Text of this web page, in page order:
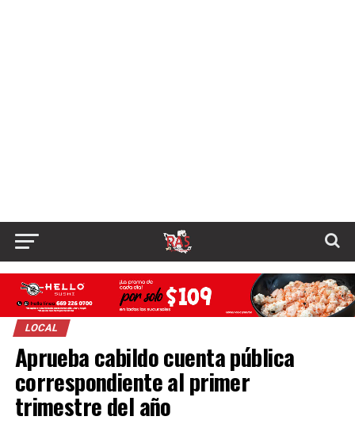
LOCAL
Aprueba cabildo cuenta pública
correspondiente al primer
trimestre del año